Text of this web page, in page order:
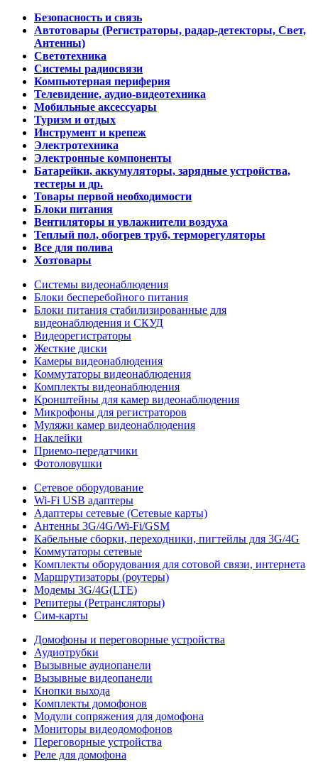
Безопасность и связь
Автотовары (Регистраторы, радар-детекторы, Свет,
Антенны)
Светотехника
Системы радиосвязи
Компьютерная периферия
Телевидение, аудио-видеотехника
Мобильные аксессуары
Туризм и отдых
Инструмент и крепеж
Электротехника
Электронные компоненты
Батарейки, аккумуляторы, зарядные устройства,
тестеры и др.
Товары первой необходимости
Блоки питания
Вентиляторы и увлажнители воздуха
Теплый пол, обогрев труб, терморегуляторы
Все для полива
Хозтовары
Системы видеонаблюдения
Блоки бесперебойного питания
Блоки питания стабилизированные для
видеонаблюдения и СКУД
Видеорегистраторы
Жесткие диски
Камеры видеонаблюдения
Коммутаторы видеонаблюдения
Комплекты видеонаблюдения
Кронштейны для камер видеонаблюдения
Микрофоны для регистраторов
Муляжи камер видеонаблюдения
Наклейки
Приемо-передатчики
Фотоловушки
Сетевое оборудование
Wi-Fi USB адаптеры
Адаптеры сетевые (Сетевые карты)
Антенны 3G/4G/Wi-Fi/GSM
Кабельные сборки, переходники, пигтейлы для 3G/4G
Коммутаторы сетевые
Комплекты оборудования для сотовой связи, интернета
Маршрутизаторы (роутеры)
Модемы 3G/4G(LTE)
Репитеры (Ретрансляторы)
Сим-карты
Домофоны и переговорные устройства
Аудиотрубки
Вызывные аудиопанели
Вызывные видеопанели
Кнопки выхода
Комплекты домофонов
Модули сопряжения для домофона
Мониторы видеодомофонов
Переговорные устройства
Реле для домофона